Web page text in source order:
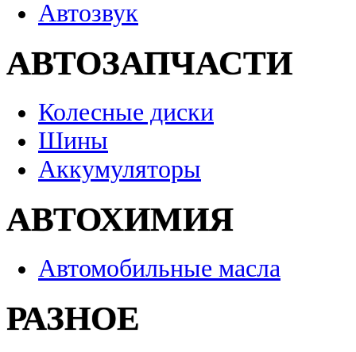
Автозвук
АВТОЗАПЧАСТИ
Колесные диски
Шины
Аккумуляторы
АВТОХИМИЯ
Автомобильные масла
РАЗНОЕ